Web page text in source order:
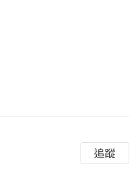
追蹤